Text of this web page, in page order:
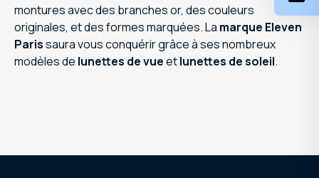
montures avec des branches or, des couleurs
originales, et des formes marquées. La marque Eleven
Parissaura vous conquérir grâce à ses nombreux
modèles de lunettes de vueetlunettes de soleil.